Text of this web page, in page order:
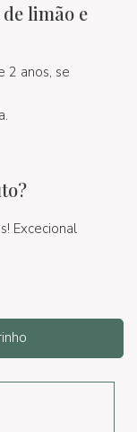
limão e
2 anos, se
Excecional